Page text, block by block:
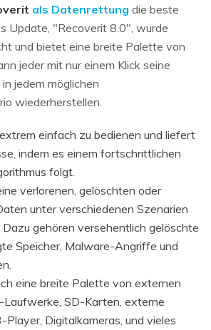
als Datenrettung die beste
Update, "Recoverit 8.0", wurde
und bietet eine breite Palette von
jeder mit nur einem Klick seine
jedem möglichen
wiederherstellen.
einfach zu bedienen und liefert
indem es einem fortschrittlichen
folgt.
verlorenen, gelöschten oder
unter verschiedenen Szenarien
gehören versehentlich gelöschte
Speicher, Malware-Angriffe und
eine breite Palette von externen
SD-Karten, externe
Digitalkameras, und vieles